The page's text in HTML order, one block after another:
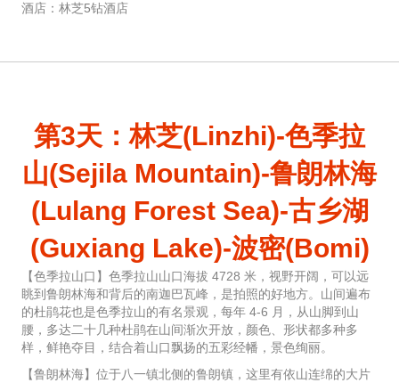
酒店：林芝5钻酒店
第3天：林芝(Linzhi)-色季拉
山(Sejila Mountain)-鲁朗林海
(Lulang Forest Sea)-古乡湖
(Guxiang Lake)-波密(Bomi)
【色季拉山口】色季拉山山口海拔 4728 米，视野开阔，可以远
眺到鲁朗林海和背后的南迦巴瓦峰，是拍照的好地方。山间遍布
的杜鹃花也是色季拉山的有名景观，每年 4-6 月，从山脚到山
腰，多达二十几种杜鹃在山间渐次开放，颜色、形状都多种多
样，鲜艳夺目，结合着山口飘扬的五彩经幡，景色绚丽。
【鲁朗林海】位于八一镇北侧的鲁朗镇，这里有依山连绵的大片